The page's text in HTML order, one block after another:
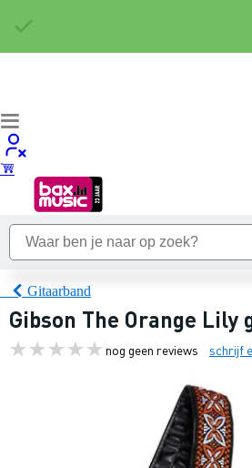
Gitaarband
Gibson The Orange Lily
nog geen reviews schrijf